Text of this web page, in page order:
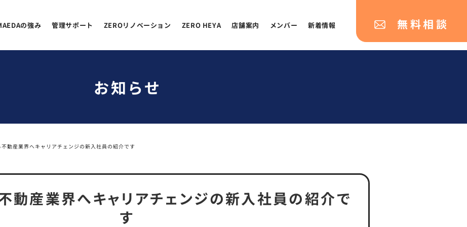
の強み 管理サポート ZEROリノベーション ZERO HEYA 店舗案内 メンバー 新着情報 無料相談
お知らせ
動産業界へキャリアチェンジの新入社員の紹介です
動産業界へキャリアチェンジの新入社員の紹介で
す